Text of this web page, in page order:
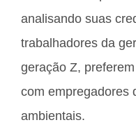
analisando suas
trabalhadores da
geração Z,
com empregadores
ambientais.